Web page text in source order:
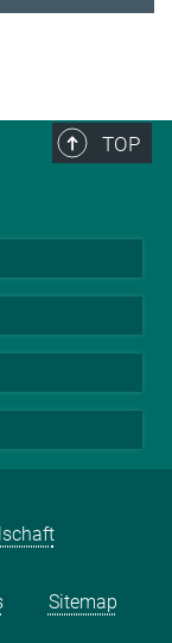
TOP
Sitemap